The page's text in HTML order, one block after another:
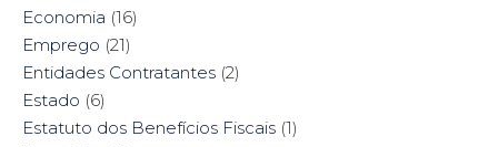
Economia (16)
Emprego (21)
Entidades Contratantes (2)
Estado (6)
Estatuto dos Benefícios Fiscais (1)